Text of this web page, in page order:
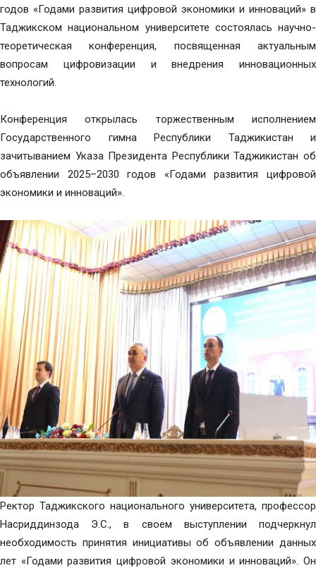
годов «Годами развития цифровой экономики и инноваций» в
Таджикском национальном университете состоялась научно-
теоретическая конференция, посвященная актуальным
вопросам цифровизации и внедрения инновационных
технологий.
Конференция открылась торжественным исполнением
Государственного гимна Республики Таджикистан и
зачитыванием Указа Президента Республики Таджикистан об
объявлении 2025–2030 годов «Годами развития цифровой
экономики и инноваций».
Ректор Таджикского национального университета, профессор
Насриддинзода Э.С., в своем выступлении подчеркнул
необходимость принятия инициативы об объявлении данных
лет «Годами развития цифровой экономики и инноваций». Он